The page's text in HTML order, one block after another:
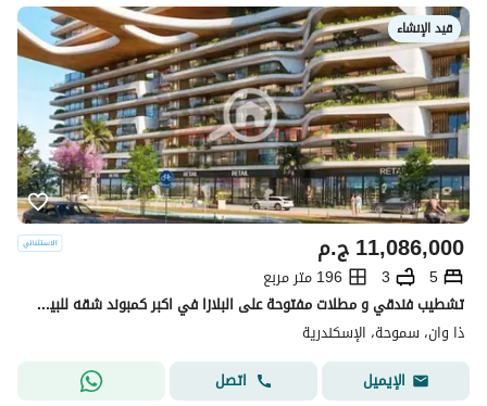
قيد الإنشاء
ج.م11,086,000
5
3
196 متر مربع
تشطيب فندقي و مطلات مفتوحة على البلازا في اكبر كمبوند شقه للبيع في سموحة
ذا وان، سموحة، الإسكندرية
الإيميل
اتصل